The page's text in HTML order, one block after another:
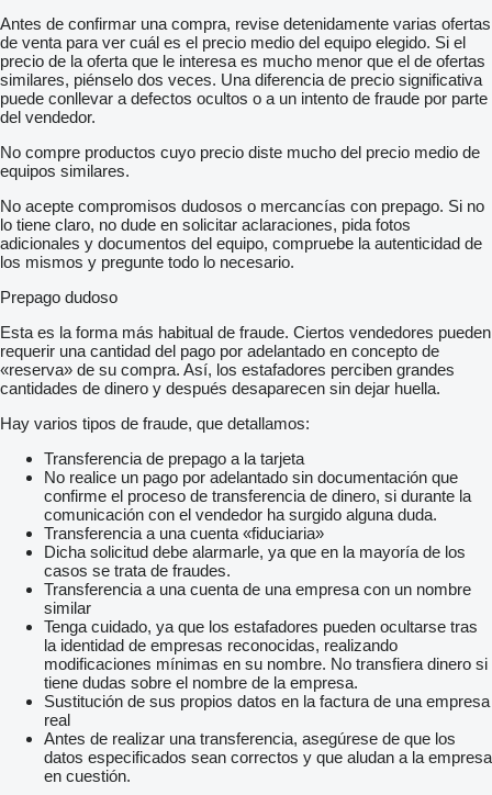
Antes de confirmar una compra, revise detenidamente varias ofertas
de venta para ver cuál es el precio medio del equipo elegido. Si el
precio de la oferta que le interesa es mucho menor que el de ofertas
similares, piénselo dos veces. Una diferencia de precio significativa
puede conllevar a defectos ocultos o a un intento de fraude por parte
del vendedor.
No compre productos cuyo precio diste mucho del precio medio de
equipos similares.
No acepte compromisos dudosos o mercancías con prepago. Si no
lo tiene claro, no dude en solicitar aclaraciones, pida fotos
adicionales y documentos del equipo, compruebe la autenticidad de
los mismos y pregunte todo lo necesario.
Prepago dudoso
Esta es la forma más habitual de fraude. Ciertos vendedores pueden
requerir una cantidad del pago por adelantado en concepto de
«reserva» de su compra. Así, los estafadores perciben grandes
cantidades de dinero y después desaparecen sin dejar huella.
Hay varios tipos de fraude, que detallamos:
Transferencia de prepago a la tarjeta
No realice un pago por adelantado sin documentación que
confirme el proceso de transferencia de dinero, si durante la
comunicación con el vendedor ha surgido alguna duda.
Transferencia a una cuenta «fiduciaria»
Dicha solicitud debe alarmarle, ya que en la mayoría de los
casos se trata de fraudes.
Transferencia a una cuenta de una empresa con un nombre
similar
Tenga cuidado, ya que los estafadores pueden ocultarse tras
la identidad de empresas reconocidas, realizando
modificaciones mínimas en su nombre. No transfiera dinero si
tiene dudas sobre el nombre de la empresa.
Sustitución de sus propios datos en la factura de una empresa
real
Antes de realizar una transferencia, asegúrese de que los
datos especificados sean correctos y que aludan a la empresa
en cuestión.